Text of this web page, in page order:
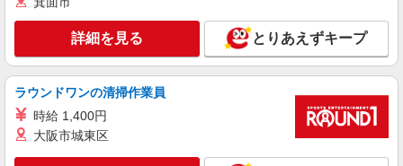
派遣社員
株式会社パソナ・大阪/OKW600117245101
採用アシスタント/一般事務
月給255900円 ★交通費規定に基づき交通費支
給
詳細を見る とりあえずキープ
ラウンドワンの清掃作業員
時給 1,400円
大阪市城東区